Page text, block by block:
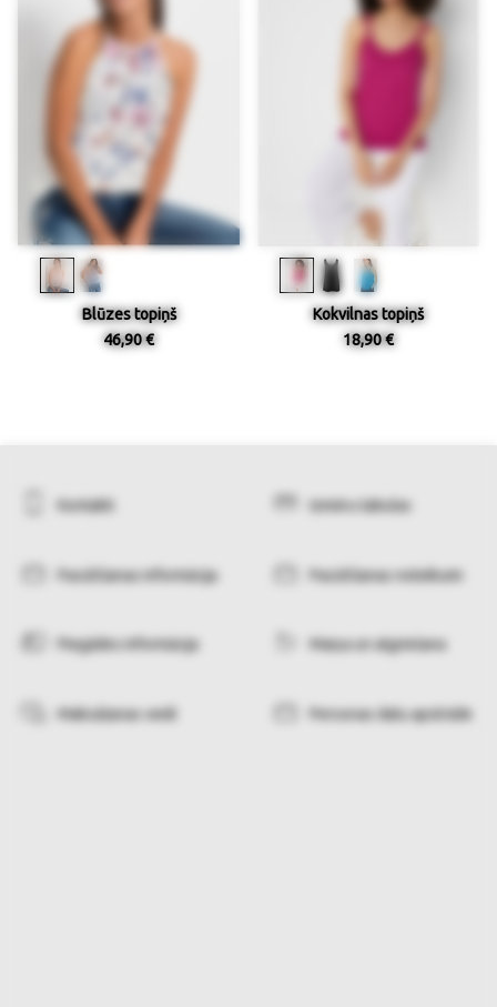
Blūzes topiņš
46,90 €
Kokvilnas topiņš
18,90 €
Kontakti Izmēru tabulas
Pasūtīšanas informācija Pasūtīšanas noteikumi
Piegādes informācija Maiņa un atgriešana
Maksāšanas veidi Personas datu apstrāde